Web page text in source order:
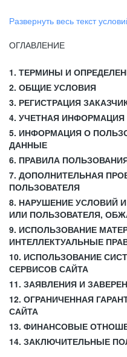
Развернуть весь текст
ОГЛАВЛЕНИЕ
1. ТЕРМИНЫ И
2. ОБЩИЕ УСЛОВИЯ
3. РЕГИСТРАЦИЯ
4. УЧЕТНАЯ ИНФОРМАЦИЯ
5. ИНФОРМАЦИЯ О
ДАННЫЕ
6. ПРАВИЛА
7. ДОПОЛНИТЕЛЬНАЯ
ПОЛЬЗОВАТЕЛЯ
8. НАРУШЕНИЕ УСЛОВИЙ
ИЛИ ПОЛЬЗОВАТЕЛЯ,
9. ИСПОЛЬЗОВАНИЕ
ИНТЕЛЛЕКТУАЛЬНЫЕ
10. ИСПОЛЬЗОВАНИЕ
СЕРВИСОВ САЙТА
11. ЗАЯВЛЕНИЯ И
12. ОГРАНИЧЕННАЯ
САЙТА
13. ФИНАНСОВЫЕ
14. ЗАКЛЮЧИТЕЛЬНЫЕ